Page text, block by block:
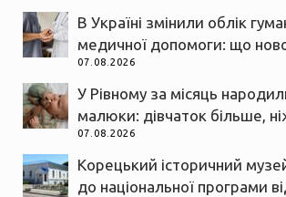
В Україні змінили облік
медичної допомоги: що
07.08.2026
У Рівному за місяць
малюки: дівчаток більше,
07.08.2026
Корецький історичний
до національної програми